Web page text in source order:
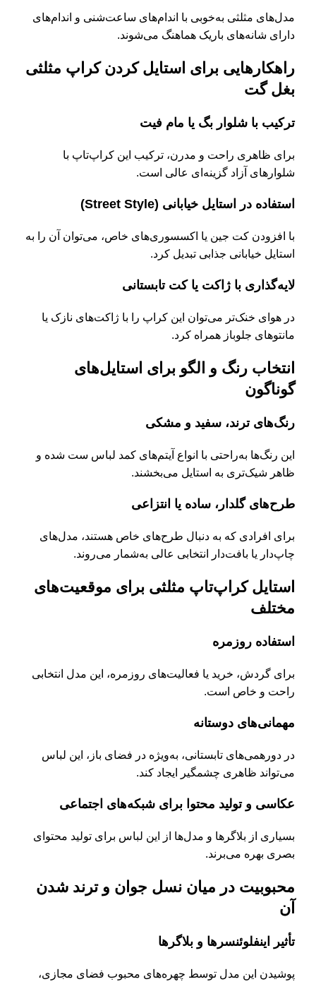
مدل‌های مثلثی به‌خوبی با اندام‌های ساعت‌شنی و اندام‌های
دارای شانه‌های باریک هماهنگ می‌شوند.
راهکارهایی برای استایل کردن کراپ مثلثی
بغل گت
ترکیب با شلوار بگ یا مام فیت
برای ظاهری راحت و مدرن، ترکیب این کراپ‌تاپ با
شلوارهای آزاد گزینه‌ای عالی است.
استفاده در استایل خیابانی (Street Style)
با افزودن کت جین یا اکسسوری‌های خاص، می‌توان آن را به
استایل خیابانی جذابی تبدیل کرد.
لایه‌گذاری با ژاکت یا کت تابستانی
در هوای خنک‌تر می‌توان این کراپ را با ژاکت‌های نازک یا
مانتوهای جلوباز همراه کرد.
انتخاب رنگ و الگو برای استایل‌های
گوناگون
رنگ‌های ترند، سفید و مشکی
این رنگ‌ها به‌راحتی با انواع آیتم‌های کمد لباس ست شده و
ظاهر شیک‌تری به استایل می‌بخشند.
طرح‌های گلدار، ساده یا انتزاعی
برای افرادی که به دنبال طرح‌های خاص هستند، مدل‌های
چاپ‌دار یا بافت‌دار انتخابی عالی به‌شمار می‌روند.
استایل کراپ‌تاپ مثلثی برای موقعیت‌های
مختلف
استفاده روزمره
برای گردش، خرید یا فعالیت‌های روزمره، این مدل انتخابی
راحت و خاص است.
مهمانی‌های دوستانه
در دورهمی‌های تابستانی، به‌ویژه در فضای باز، این لباس
می‌تواند ظاهری چشمگیر ایجاد کند.
عکاسی و تولید محتوا برای شبکه‌های اجتماعی
بسیاری از بلاگرها و مدل‌ها از این لباس برای تولید محتوای
بصری بهره می‌برند.
محبوبیت در میان نسل جوان و ترند شدن
آن
تأثیر اینفلوئنسرها و بلاگرها
پوشیدن این مدل توسط چهره‌های محبوب فضای مجازی،